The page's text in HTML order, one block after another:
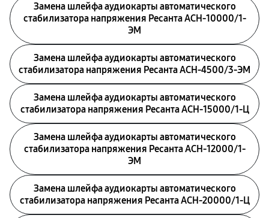
Замена шлейфа аудиокарты автоматического
стабилизатора напряжения Ресанта АСН-10000/1-
ЭМ
Замена шлейфа аудиокарты автоматического
стабилизатора напряжения Ресанта АСН-4500/3-ЭМ
Замена шлейфа аудиокарты автоматического
стабилизатора напряжения Ресанта АСН-15000/1-Ц
Замена шлейфа аудиокарты автоматического
стабилизатора напряжения Ресанта АСН-12000/1-
ЭМ
Замена шлейфа аудиокарты автоматического
стабилизатора напряжения Ресанта АСН-20000/1-Ц